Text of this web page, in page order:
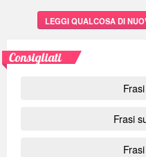
LEGGI QUALCOSA DI
Consigliati
Frasi